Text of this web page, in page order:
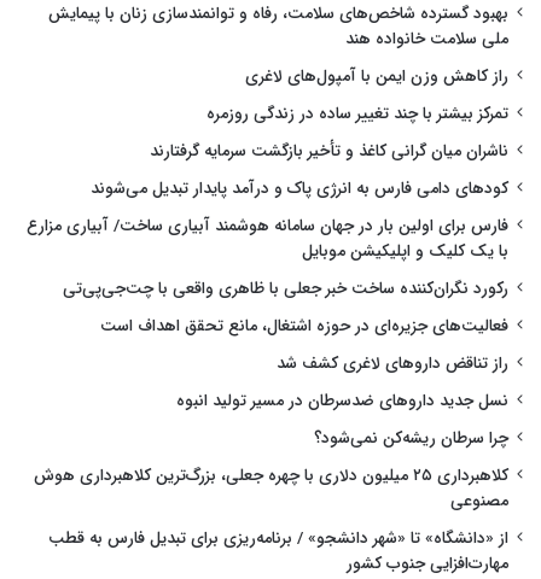
بهبود گسترده شاخص‌های سلامت، رفاه و توانمندسازی زنان با پیمایش
ملی سلامت خانواده هند
راز کاهش وزن ایمن با آمپول‌های لاغری
تمرکز بیشتر با چند تغییر ساده در زندگی روزمره
ناشران میان گرانی کاغذ و تأخیر بازگشت سرمایه گرفتارند
کودهای دامی فارس به انرژی پاک و درآمد پایدار تبدیل می‌شوند
فارس برای اولین بار در جهان سامانه هوشمند آبیاری ساخت/ آبیاری مزارع
با یک کلیک و اپلیکیشن موبایل
رکورد نگران‌کننده ساخت خبر جعلی با ظاهری واقعی با چت‌جی‌پی‌تی
فعالیت‌های جزیره‌ای در حوزه اشتغال، مانع تحقق اهداف است
راز تناقض داروهای لاغری کشف شد
نسل جدید داروهای ضدسرطان در مسیر تولید انبوه
چرا سرطان ریشه‌کن نمی‌شود؟
کلاهبرداری ۲۵ میلیون دلاری با چهره جعلی، بزرگ‌ترین کلاهبرداری هوش
مصنوعی
از «دانشگاه» تا «شهر دانشجو» / برنامه‌ریزی برای تبدیل فارس به قطب
مهارت‌افزایی جنوب کشور